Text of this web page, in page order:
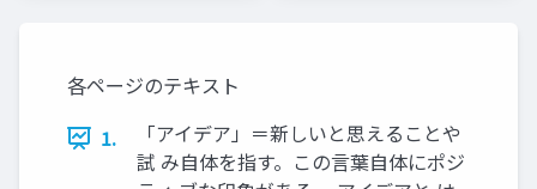
各ページのテキスト
1.
「アイデア」＝新しいと思えることや
試 み自体を指す。この言葉自体にポジ